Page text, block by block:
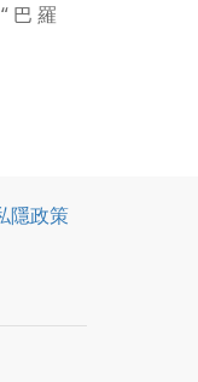
巴 羅
隱政策